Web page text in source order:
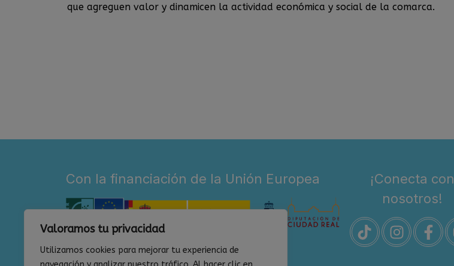
Valoramos tu privacidad
Utilizamos cookies para mejorar tu experiencia de
que agreguen valor y dinamicen la actividad económica y social de la comarca.
Con la financiación de la Unión Europea
¡Conecta con
nosotros!